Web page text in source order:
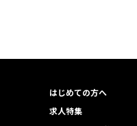
はじめての方へ
求人特集